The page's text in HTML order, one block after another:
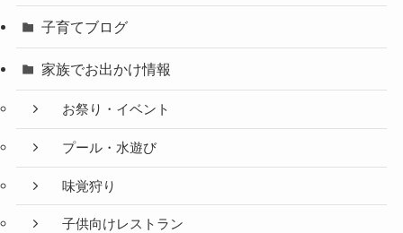
子育てブログ
家族でお出かけ情報
お祭り・イベント
プール・水遊び
味覚狩り
子供向けレストラン